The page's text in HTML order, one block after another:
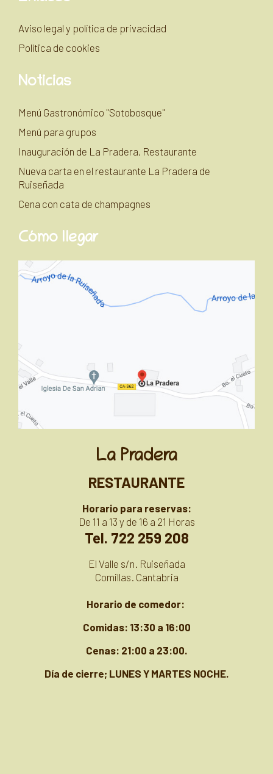
Aviso legal y política de privacidad
Política de cookies
Noticias
Menú Gastronómico "Sotobosque"
Menú para grupos
Inauguración de La Pradera, Restaurante
Nueva carta en el restaurante La Pradera de
Ruiseñada
Cena con cata de champagnes
Cómo llegar
La Pradera
RESTAURANTE
Horario para reservas:
De 11 a 13 y de 16 a 21 Horas
Tel. 722 259 208
El Valle s/n. Ruiseñada
Comillas. Cantabria
Horario de comedor:
Comidas: 13:30 a 16:00
Cenas: 21:00 a 23:00.
Día de cierre; LUNES Y MARTES NOCHE.